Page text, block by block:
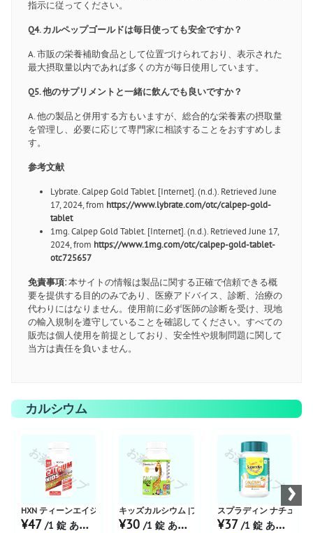
指示に従ってください。
Q4. カルペップゴールドは毎日使っても安全ですか？
A. 市販の栄養補助食品として位置づけられており、表示された
最大摂取量以内であれば多くの方が毎日使用しています。
Q5. 他のサプリメントと一緒に飲んでも良いですか？
A. 他の製品と併用する方もいますが、総合的な栄養素の摂取量
を管理し、必要に応じて専門家に相談することをおすすめしま
す。
参考文献
Lybrate. Calpep Gold Tablet. [Internet]. (n.d.). Retrieved June
17, 2024, from https://www.lybrate.com/otc/calpep-gold-
tablet
1mg. Calpep Gold Tablet. [Internet]. (n.d.). Retrieved June 17,
2024, from https://www.1mg.com/otc/calpep-gold-tablet-
otc725657
免責事項:本サイトの情報は製品に関する正確で信頼できる概
要を提供する目的のみであり、医療アドバイス、診断、治療の
代わりにはなりません。使用前に必ず医師の診断を受け、現地
の輸入規制を遵守していることを確認してください。すべての
販売は個人使用を前提としており、安全性や規制問題に関して
当方は責任を負いません。
カルシウム
お薬ショップ
HXN ティーンエイジ カルシウム子供用
¥47 /1 錠 あたり
お薬ショップ
キッズカルシウム |フレーバーミックスフルーツチ
¥30/1 錠 あたり
お薬ショップ
スプラディン ナチュラ
¥37 /1 錠 あたり
›